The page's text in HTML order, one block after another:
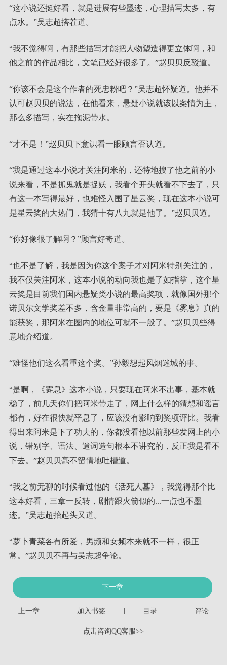
“这小说还挺好看，就是进展有些墨迹，心理描写太多，有
点水。”吴志超搭茬道。
“我不觉得啊，有那些描写才能把人物塑造得更立体啊，和
他之前的作品相比，文笔已经好很多了。”赵贝贝反驳道。
“你该不会是这个作者的死忠粉吧？”吴志超怀疑道。他并不
认可赵贝贝的说法，在他看来，悬疑小说就该以案情为主，
那么多描写，实在拖泥带水。
“才不是！”赵贝贝下意识看一眼顾言否认道。
“我是通过这本小说才关注阿米的，还特地搜了他之前的小
说来看，不是抓鬼就是捉妖，我看个开头就看不下去了，只
有这一本写得最好，也难怪入围了星云奖，现在这本小说可
是星云奖的大热门，我猜十有八九就是他了。”赵贝贝道。
“你好像很了解啊？”顾言好奇道。
“也不是了解，我是因为你这个案子才对阿米特别关注的，
我不仅关注阿米，这本小说的动向我也是了如指掌，这个星
云奖是目前我们国内悬疑类小说的最高奖项，就像国外那个
诺贝尔文学奖差不多，含金量非常高的，要是《雾息》真的
能获奖，那阿米在圈内的地位可就不一般了。”赵贝贝些得
意地介绍道。
“难怪他们这么看重这个奖。”孙毅想起风烟迷城的事。
“是啊，《雾息》这本小说，只要现在阿米不出事，基本就
稳了，前几天你们把阿米带走了，网上什么样的猜想和谣言
都有，好在很快就平息了，应该没有影响到奖项评比。我看
得出来阿米是下了功夫的，你都没看他以前那些发网上的小
说，错别字、语法、遣词造句根本不讲究的，反正我是看不
下去。”赵贝贝毫不留情地吐槽道。
“我之前无聊的时候看过他的《活死人墓》，我觉得那个比
这本好看，三章一反转，剧情跟火箭似的...一点也不墨
迹。”吴志超抬起头又道。
“萝卜青菜各有所爱，男频和女频本来就不一样，很正
常。”赵贝贝不再与吴志超争论。
下一章
上一章 加入书签 目录 评论
点击咨询QQ客服>>